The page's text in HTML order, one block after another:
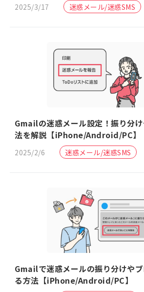
2025/3/17 迷惑メール/迷惑SMS
Gmailの迷惑メール設定！振り分
法を解説【iPhone/Android/PC】
2025/2/6 迷惑メール/迷惑SMS
Gmailで迷惑メールの振り分けや
る方法【iPhone/Android/PC】